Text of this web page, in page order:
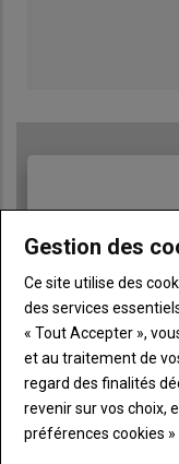
Body A
Lien
Liste
à
puce
Accédez à
Consultez le
numérique,
Gestion des
Ce site utilise des
des services
« Tout Accepter »,
et au traitement de
regard des finalités
revenir sur vos choix,
préférences cookies »